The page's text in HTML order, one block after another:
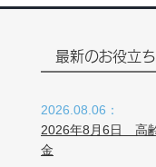
最新のお役立
2026.08.06：
2026年8月6日 高
金